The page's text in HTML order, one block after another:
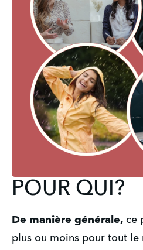
POUR QUI?
De manière générale, ce
plus ou moins pour tout le